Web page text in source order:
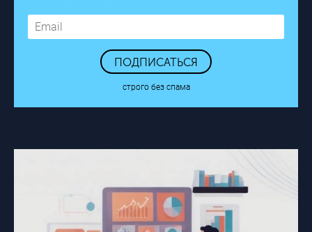
ПОДПИСАТЬСЯ
строго без спама